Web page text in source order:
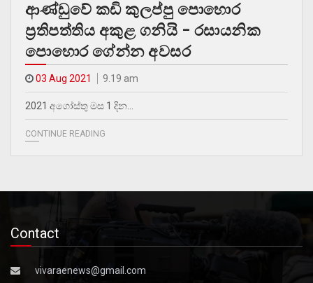
ආණ්ඩුවේ කඩි කුලප්පු පොහොර
ප්‍රතිපත්තිය අකුළ ගනියි – රසායනික
පොහොර ගේන්න අවසර
03 Aug 2021 9.19 am
2021 අගෝස්තු මස 1 දින…
CONTINUE READING
Contact
vivaraenews@gmail.com